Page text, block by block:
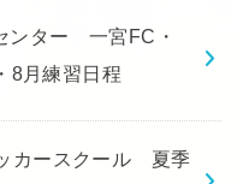
ンター 一宮FC・
8月練習日程
カースクール 夏季